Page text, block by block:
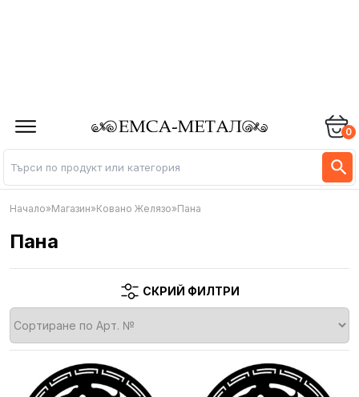
0
Начало»Магазин»Ковано Желязо»Пана
Пана
СКРИЙ ФИЛТРИ